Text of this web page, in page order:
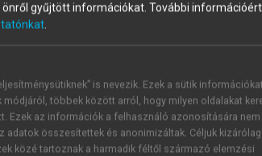
1 óra díjmentes hozzáférésrevagy
vagy hozz
a
ÚJ FIÓK
1 óra
gyűjtött információkat. További
.
is nevezik. Ezek a sütik
módjáról, többek között arról, hogy milyen oldalakat
Ezek az információk a felhasználó azonosítására nem
adatok összesítettek és anonimizáltak. Céljuk
közé tartoznak a harmadik féltől származó elemzési